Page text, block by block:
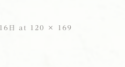
日 at 120 × 169